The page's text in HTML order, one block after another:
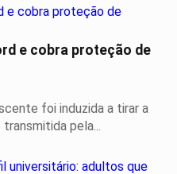
e cobra proteção de
foi induzida a tirar a
pela...